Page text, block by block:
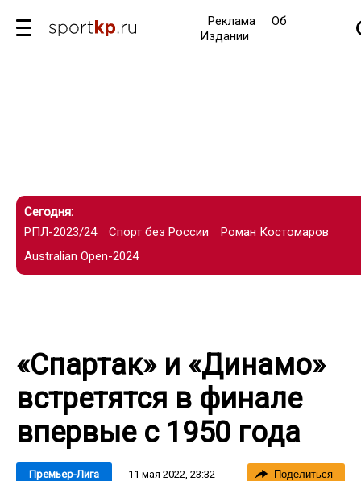
Реклама
Об
Издании
Сегодня:
РПЛ-2023/24
Спорт без России
Роман Костомаров
Australian Open-2024
«Спартак» и «Динамо»
встретятся в финале
впервые с 1950 года
Премьер-Лига 11 мая 2022, 23:32 Поделиться